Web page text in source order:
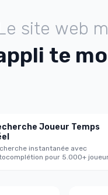
e site web m
ppli te mo
Joueur Temps
instantanée avec
pour 5.000+ joueurs